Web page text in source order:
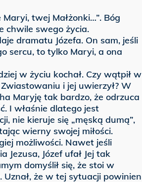
twej Małżonki…”. Bóg
chwile swego życia.
dramatu Józefa. On sam, jeśli
sercu, to tylko Maryi, a ona
w życiu kochał. Czy wątpił w
i jej uwierzył? W
Maryję tak bardzo, że odrzuca
I właśnie dlatego jest
nie kieruje się „męską dumą”,
wierny swojej miłości.
możliwości. Nawet jeśli
Jezusa, Józef ufał Jej tak
domyślił się, że stoi w
że w tej sytuacji powinien